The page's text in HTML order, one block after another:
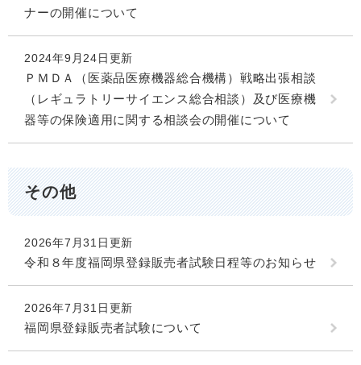
ナーの開催について
2024年9月24日更新
ＰＭＤＡ（医薬品医療機器総合機構）戦略出張相談
（レギュラトリーサイエンス総合相談）及び医療機
器等の保険適用に関する相談会の開催について
その他
2026年7月31日更新
令和８年度福岡県登録販売者試験日程等のお知らせ
2026年7月31日更新
福岡県登録販売者試験について